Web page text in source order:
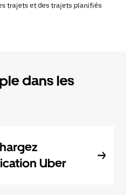
trajets et des trajets planifiés
dans les
Uber